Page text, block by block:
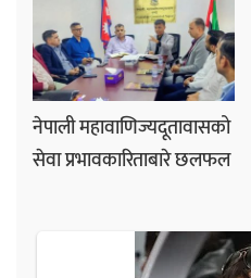
नेपाली महावाणिज्यदूतावासको
सेवा प्रभावकारिताबारे छलफल